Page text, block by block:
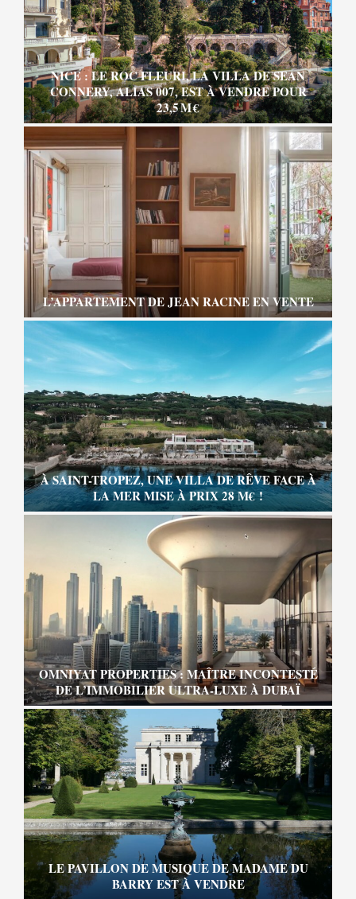
NICE : LE ROC FLEURI, LA VILLA DE SEAN
CONNERY, ALIAS 007, EST À VENDRE POUR
23,5 M €
L’APPARTEMENT DE JEAN RACINE EN VENTE
À SAINT-TROPEZ, UNE VILLA DE RÊVE FACE À
LA MER MISE À PRIX 28 M€ !
OMNIYAT PROPERTIES : MAÎTRE INCONTESTÉ
DE L’IMMOBILIER ULTRA-LUXE À DUBAÏ
LE PAVILLON DE MUSIQUE DE MADAME DU
BARRY EST À VENDRE